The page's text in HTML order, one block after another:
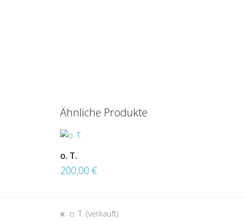
Ähnliche Produkte
o. T.
200,00 €
o. T. (verkauft)